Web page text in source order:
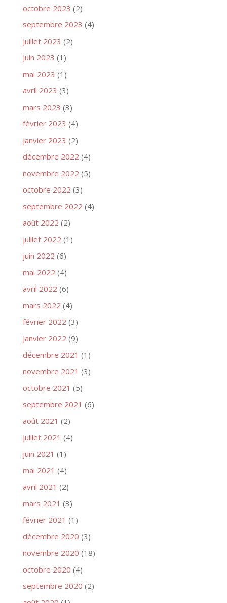
octobre 2023 (2)
septembre 2023 (4)
juillet 2023 (2)
juin 2023 (1)
mai 2023 (1)
avril 2023 (3)
mars 2023 (3)
février 2023 (4)
janvier 2023 (2)
décembre 2022 (4)
novembre 2022 (5)
octobre 2022 (3)
septembre 2022 (4)
août 2022 (2)
juillet 2022 (1)
juin 2022 (6)
mai 2022 (4)
avril 2022 (6)
mars 2022 (4)
février 2022 (3)
janvier 2022 (9)
décembre 2021 (1)
novembre 2021 (3)
octobre 2021 (5)
septembre 2021 (6)
août 2021 (2)
juillet 2021 (4)
juin 2021 (1)
mai 2021 (4)
avril 2021 (2)
mars 2021 (3)
février 2021 (1)
décembre 2020 (3)
novembre 2020 (18)
octobre 2020 (4)
septembre 2020 (2)